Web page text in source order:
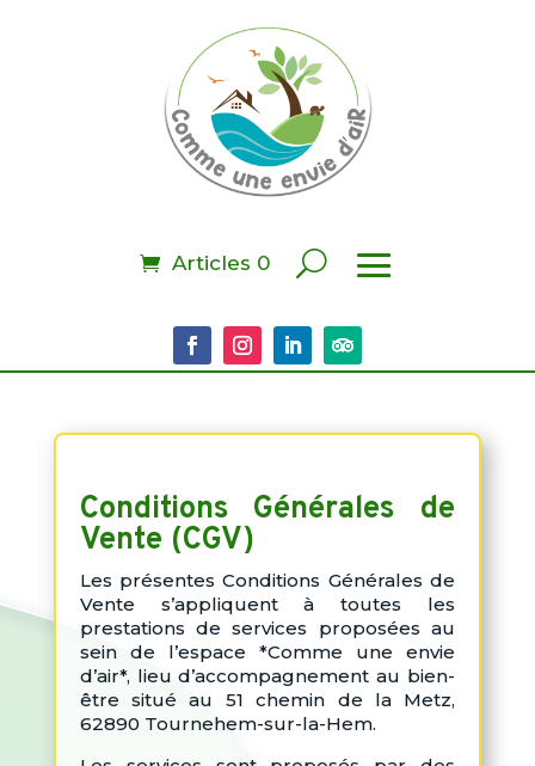
Articles 0
Conditions Générales de
Vente (CGV)
Les présentes Conditions Générales de
Vente s’appliquent à toutes les
prestations de services proposées au
sein de l’espace *Comme une envie
d’air*, lieu d’accompagnement au bien-
être situé au 51 chemin de la Metz,
62890 Tournehem-sur-la-Hem.